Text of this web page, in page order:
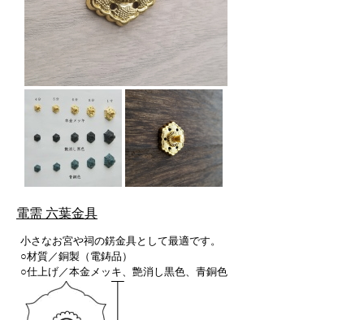
電需 六葉金具
小さなお宮や祠の錺金具として最適です。
○材質／銅製（電鋳品）
○仕上げ／本金メッキ、艶消し黒色、青銅色